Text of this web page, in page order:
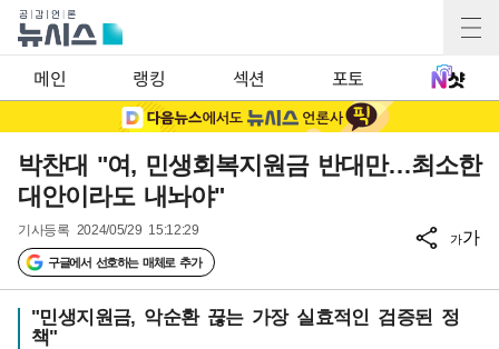
메인 랭킹 섹션 포토
박찬대 "여, 민생회복지원금 반대만…최소한
대안이라도 내놔야"
기사등록 2024/05/29 15:12:29
구글에서 선호하는 매체로 추가
가가
"민생지원금, 악순환 끊는 가장 실효적인 검증된 정
책"